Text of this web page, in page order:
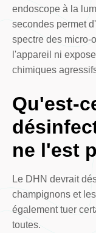
endoscope à la
secondes permet
spectre des micro-
l'appareil ni
chimiques
Qu'est-
ne l'est
Le DHN devrait
champignons et
également tuer
toutes.